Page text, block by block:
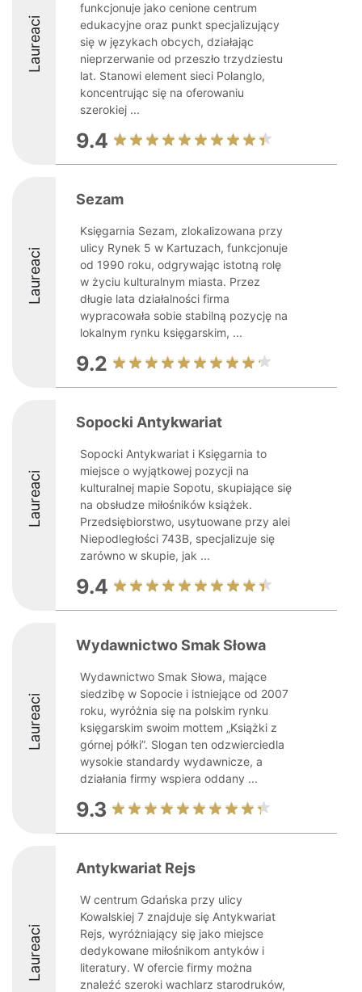
Laureaci
funkcjonuje jako cenione centrum
edukacyjne oraz punkt specjalizujący
się w językach obcych, działając
nieprzerwanie od przeszło trzydziestu
lat. Stanowi element sieci Polanglo,
koncentrując się na oferowaniu
szerokiej ...
9.4
Laureaci
Sezam
Księgarnia Sezam, zlokalizowana przy
ulicy Rynek 5 w Kartuzach, funkcjonuje
od 1990 roku, odgrywając istotną rolę
w życiu kulturalnym miasta. Przez
długie lata działalności firma
wypracowała sobie stabilną pozycję na
lokalnym rynku księgarskim, ...
9.2
Laureaci
Sopocki Antykwariat
Sopocki Antykwariat i Księgarnia to
miejsce o wyjątkowej pozycji na
kulturalnej mapie Sopotu, skupiające się
na obsłudze miłośników książek.
Przedsiębiorstwo, usytuowane przy alei
Niepodległości 743B, specjalizuje się
zarówno w skupie, jak ...
9.4
Laureaci
Wydawnictwo Smak Słowa
Wydawnictwo Smak Słowa, mające
siedzibę w Sopocie i istniejące od 2007
roku, wyróżnia się na polskim rynku
księgarskim swoim mottem „Książki z
górnej półki”. Slogan ten odzwierciedla
wysokie standardy wydawnicze, a
działania firmy wspiera oddany ...
9.3
Laureaci
Antykwariat Rejs
W centrum Gdańska przy ulicy
Kowalskiej 7 znajduje się Antykwariat
Rejs, wyróżniający się jako miejsce
dedykowane miłośnikom antyków i
literatury. W ofercie firmy można
znaleźć szeroki wachlarz starodruków,